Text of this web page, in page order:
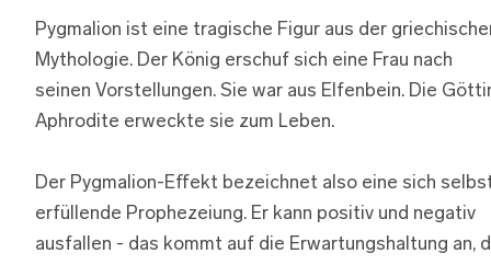
Pygmalion ist eine tragische Figur aus der
Mythologie. Der König erschuf sich eine Frau nach
seinen Vorstellungen. Sie war aus Elfenbein. Die
Aphrodite erweckte sie zum Leben.
Der Pygmalion-Effekt bezeichnet also eine sich
erfüllende Prophezeiung. Er kann positiv und negativ
ausfallen - das kommt auf die Erwartungshaltung an,